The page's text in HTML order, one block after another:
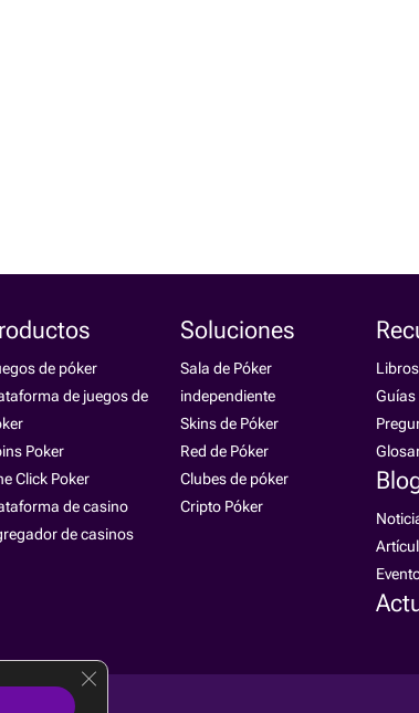
de póker
de juegos de
Poker
Click Poker
de casino
de casinos
Soluciones
Sala de Póker
independiente
Skins de Póker
Red de Póker
Clubes de póker
Cripto Póker
Guías
Cerrar el banner de cookies RGPD